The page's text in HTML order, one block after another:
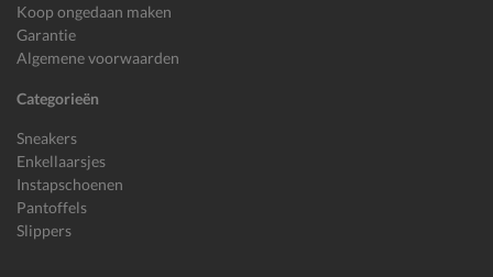
Koop ongedaan maken
Garantie
Algemene voorwaarden
Categorieën
Sneakers
Enkellaarsjes
Instapschoenen
Pantoffels
Slippers